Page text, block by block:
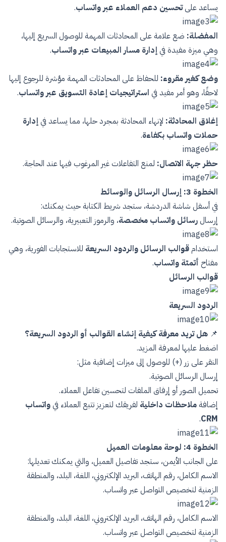
يساعد علىتحسين دعم العملاء عبر واتساب.
المفضلة: ضع علامة على المحادثات المهمة للوصول السريع إليها،
وهي ميزة مفيدة فيإدارة مسار المبيعات عبر واتساب.
وضع كغير مقروء: للحفاظ على المحادثات المهمة مؤشرة للرجوع إليها
لاحقًا، وهو أمر مفيد في استراتيجيات إعادة التسويق عبر واتساب.
إغلاق المحادثة: لإنهاء المحادثة بمجرد حلها، مما يساعد فيإدارة
حملات واتساب بكفاءة.
حظر جهة الاتصال: لمنع التفاعلات غير المرغوب فيها عند الحاجة.
الخطوة 3: إرسال الرسائل والوسائط
في أسفل شاشة الدردشة، ستجد شريط الكتابة حيث يمكنك:
إرسالرسائل واتساب مخصصة، والرموز التعبيرية، والرسائل الصوتية.
استخدامقوالب الرسائل والردود السريعة للاستجابات الفورية، وهي
مفتاح أتمتة واتساب.
قوالب الرسائل
الردود السريعة
📌 هل تريد معرفة كيفية إنشاء القوالب أو الردود السريعة؟
اضغط عليها لمعرفة المزيد.
النقر على زر (+) للوصول إلى ميزات إضافية مثل:
إرسال الرسائل الصوتية.
تحميل الصور أو إرفاق الملفات لتحسين تفاعل العملاء.
إضافة ملاحظات داخلية لفريقك لتعزيز تتبع العملاء فيواتساب
CRM
.
الخطوة 4: لوحة معلومات العميل
على الجانب الأيمن، ستجد تفاصيل العميل، والتي يمكنك تعديلها:
الاسم الكامل، رقم الهاتف، البريد الإلكتروني، اللغة، البلد، والمنطقة
الزمنية لتخصيص التواصل عبر واتساب.
الاسم الكامل، رقم الهاتف، البريد الإلكتروني، اللغة، البلد، والمنطقة
الزمنية لتخصيص التواصل عبر واتساب.